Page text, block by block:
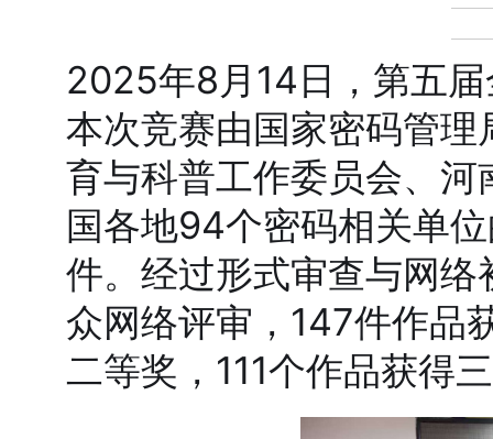
2025年8月14日，第五
本次竞赛由国家密码管
育与科普工作委员会、
国各地94个密码相关单
件。经过形式审查与网
众网络评审，147件作品
二等奖，111个作品获得